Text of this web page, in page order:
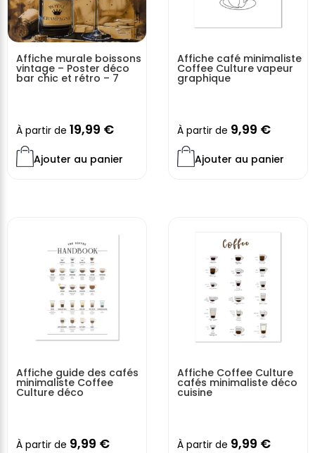
Affiche murale boissons
vintage – Poster déco
bar chic et rétro – 7
À partir de 19,99 €
Ajouter au panier
Affiche café minimaliste
Coffee Culture vapeur
graphique
À partir de 9,99 €
Ajouter au panier
Affiche guide des cafés
minimaliste Coffee
Culture déco
À partir de 9,99 €
Affiche Coffee Culture
cafés minimaliste déco
cuisine
À partir de 9,99 €